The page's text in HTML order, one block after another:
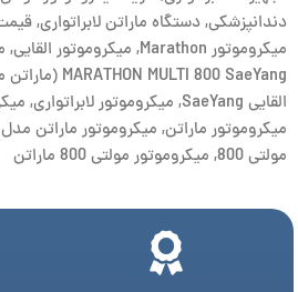
دندانپزشکی,دستگاه ماراتن لابراتواری,
میکروموتور Marathon
, میکروموتور القایی,
MARATHON MULTI 800 SaeYang (ماراتن مولتی ۸۰۰)
القایی SaeYang
, میکروموتور لابراتواری,
میکروموتور ماراتن, میکروموتور ماراتن مدل MULTI 800
مولتی 800
, میکروموتور مولتی 800 ماراتن